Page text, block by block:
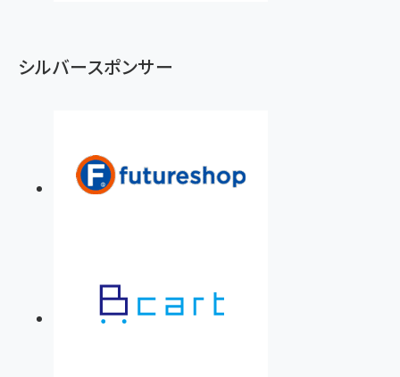
シルバースポンサー